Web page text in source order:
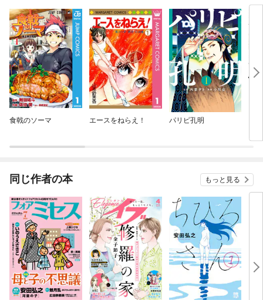
食戟のソーマ エースをねらえ！ パリピ孔明
同じ作者の本 もっと見る